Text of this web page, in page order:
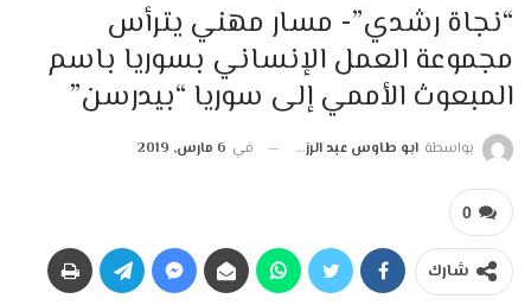
“نجاة رشدي”- مسار مهني يترأس
مجموعة العمل الإنساني بسوريا باسم
المبعوث الأممي إلى سوريا “بيدرسن”
بواسطة ابو طاوس عبد الرزاق في 6 مارس, 2019
0
شارك